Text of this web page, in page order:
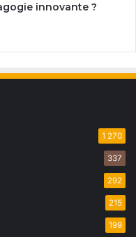
innovante ?
1 270
337
292
215
199